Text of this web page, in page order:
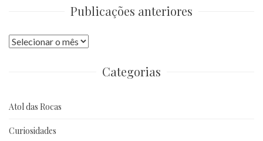
Publicações anteriores
Publicações
Categorias
Atol das Rocas
Curiosidades